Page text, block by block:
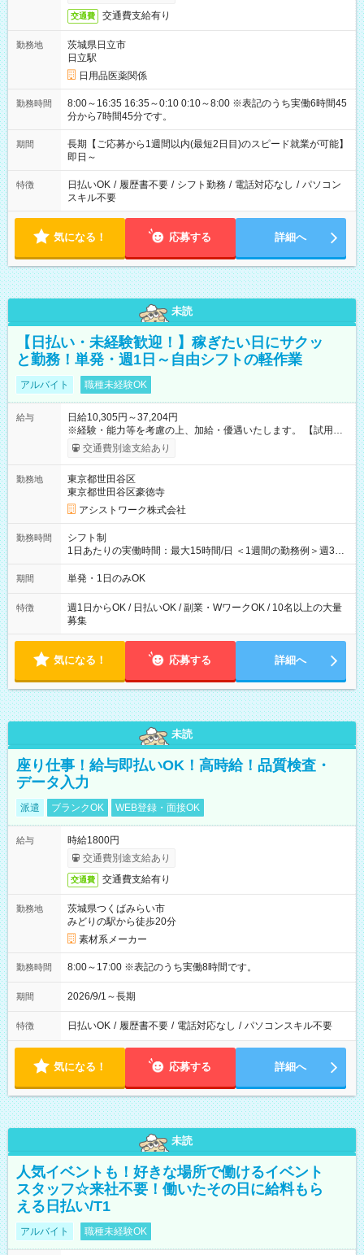
交通費 交通費支給有り
勤務地
茨城県日立市
日立駅
日用品医薬関係
勤務時間
8:00～16:35 16:35～0:10 0:10～8:00 ※表記のうち実働6時間45
分から7時間45分です。
期間
長期【ご応募から1週間以内(最短2日目)のスピード就業が可能】
即日～
特徴 日払いOK / 履歴書不要 / シフト勤務 / 電話対応なし / パソコン
スキル不要
気になる！ 応募する 詳細へ
未読
【日払い・未経験歓迎！】稼ぎたい日にサクッ
と勤務！単発・週1日～自由シフトの軽作業
アルバイト 職種未経験OK
給与
日給10,305円～37,204円
※経験・能力等を考慮の上、加給・優遇いたします。 【試用期
間】試用期間なし
交通費別途支給あり
勤務地
東京都世田谷区
東京都世田谷区豪徳寺
アシストワーク株式会社
勤務時間
シフト制
1日あたりの実働時間：最大15時間/日 ＜1週間の勤務例＞週3回
勤務 勤務：月・水・金 休み：火・木・土・日 好きな時にお仕事
可能です！ ※1日あたりの最大実働時間は日勤、夜勤共に勤務し
期間 単発・1日のみOK
特徴
週1日からOK / 日払いOK / 副業・WワークOK / 10名以上の大量
募集
気になる！ 応募する 詳細へ
未読
座り仕事！給与即払いOK！高時給！品質検査・
データ入力
派遣 ブランクOK WEB登録・面接OK
給与
時給1800円
交通費別途支給あり
交通費 交通費支給有り
勤務地
茨城県つくばみらい市
みどりの駅から徒歩20分
素材系メーカー
勤務時間 8:00～17:00 ※表記のうち実働8時間です。
期間 2026/9/1～長期
特徴 日払いOK / 履歴書不要 / 電話対応なし / パソコンスキル不要
気になる！ 応募する 詳細へ
未読
人気イベントも！好きな場所で働けるイベント
スタッフ☆来社不要！働いたその日に給料もら
える日払い/T1
アルバイト 職種未経験OK